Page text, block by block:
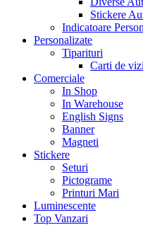
Stickere
Indicatoare
Personalizate
Tiparituri
Carti de
Comerciale
In Shop
In Warehouse
English Signs
Banner
Magneti
Stickere
Seturi
Pictograme
Printuri Mari
Luminescente
Top Vanzari